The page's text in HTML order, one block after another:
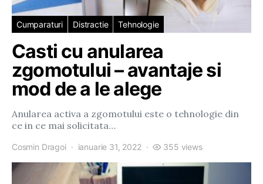
Cumparaturi Distractie Tehnologie
Casti cu anularea
zgomotului – avantaje si
mod de a le alege
Anularea activa a zgomotului este o tehnologie din
ce in ce mai solicitata…
Cosmin Dragoi ianuarie 31, 2022 355 views